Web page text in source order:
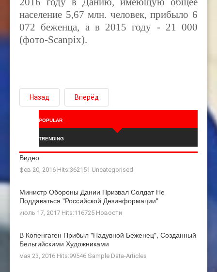
население 5,67 млн. человек, прибыло 6
072 беженца, а в 2015 году - 21 000
(фото-Scanpix).
Назад Вперёд
POPULAR
TRENDING
Видео
фев 20, 2016 Hits:362151 Uncategorised
Министр Обороны Дании Призвал Солдат Не
Поддаваться "российской Дезинформации"
июль 17, 2017 Hits:116725 Новости
В Копенгаген Прибыл "Надувной Беженец", Созданный
Бельгийскими Художниками
мая 23, 2016 Hits:99546 Sample Data-Articles